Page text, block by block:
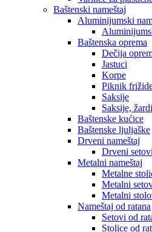
Baštenski nameštaj
Aluminijumski
Baštenska oprema
Dečija
Jastuci
Korpe
Piknik
Saksije
Saksije,
Baštenske kućice
Baštenske ljuljaške
Drveni nameštaj
Drveni setovi
Metalni nameštaj
Metalne
Metalni
Metalni
Nameštaj od ratana
Setovi od
Stolice od